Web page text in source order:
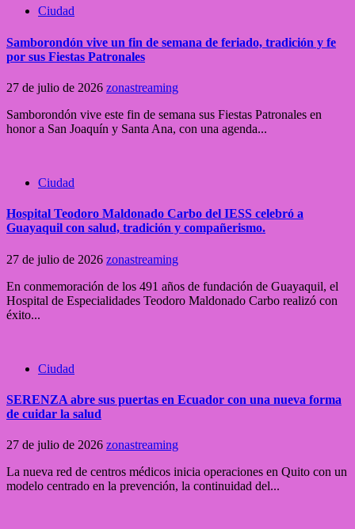
Ciudad
Samborondón vive un fin de semana de feriado, tradición y fe
por sus Fiestas Patronales
27 de julio de 2026 zonastreaming
Samborondón vive este fin de semana sus Fiestas Patronales en
honor a San Joaquín y Santa Ana, con una agenda...
Ciudad
Hospital Teodoro Maldonado Carbo del IESS celebró a
Guayaquil con salud, tradición y compañerismo.
27 de julio de 2026 zonastreaming
En conmemoración de los 491 años de fundación de Guayaquil, el
Hospital de Especialidades Teodoro Maldonado Carbo realizó con
éxito...
Ciudad
SERENZA abre sus puertas en Ecuador con una nueva forma
de cuidar la salud
27 de julio de 2026 zonastreaming
La nueva red de centros médicos inicia operaciones en Quito con un
modelo centrado en la prevención, la continuidad del...